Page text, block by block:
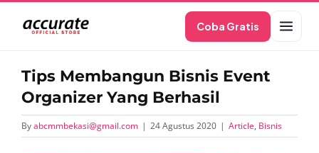
content
Coba Gratis
Tips Membangun Bisnis Event
Organizer Yang Berhasil
Byabcmmbekasi@gmail.com | 24 Agustus 2020 | Article, Bisnis